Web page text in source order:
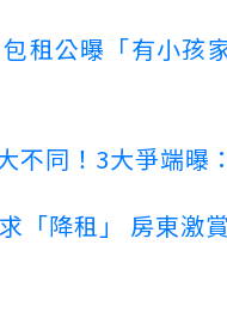
租公曝「有小孩
不同！3大爭端曝
「降租」 房東激